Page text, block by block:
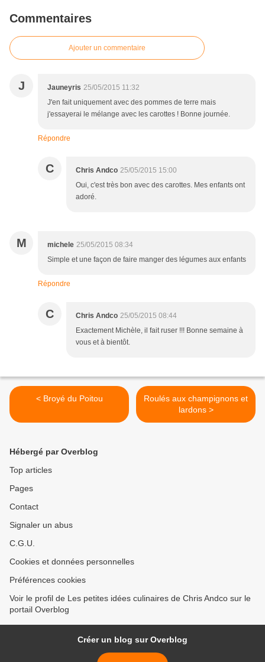
Commentaires
Ajouter un commentaire
J Jauneyris 25/05/2015 11:32
J'en fait uniquement avec des pommes de terre mais
j'essayerai le mélange avec les carottes ! Bonne journée.
Répondre
C Chris Andco 25/05/2015 15:00
Oui, c'est très bon avec des carottes. Mes enfants ont
adoré.
M michele 25/05/2015 08:34
Simple et une façon de faire manger des légumes aux enfants
Répondre
C Chris Andco 25/05/2015 08:44
Exactement Michèle, il fait ruser !!! Bonne semaine à
vous et à bientôt.
< Broyé du Poitou
Roulés aux champignons et
lardons >
Hébergé par Overblog
Top articles
Pages
Contact
Signaler un abus
C.G.U.
Cookies et données personnelles
Préférences cookies
Voir le profil de Les petites idées culinaires de Chris Andco sur le
portail Overblog
Créer un blog sur Overblog